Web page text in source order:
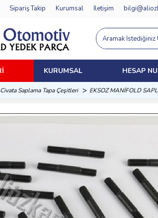
Sipariş Takip Kurumsal İletişim
KURUMSAL HESAP
Saplama Tapa Çeşitleri EKSOZ MANİFOLD